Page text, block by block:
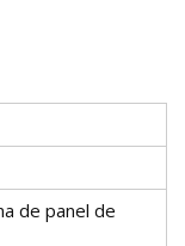
de panel de